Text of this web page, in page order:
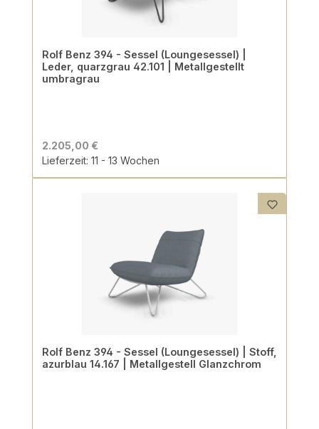
Rolf Benz 394 - Sessel (Loungesessel) |
Leder, quarzgrau 42.101 | Metallgestellt
umbragrau
2.205,00 €
Lieferzeit: 11 - 13 Wochen
Rolf Benz 394 - Sessel (Loungesessel) | Stoff,
azurblau 14.167 | Metallgestell Glanzchrom